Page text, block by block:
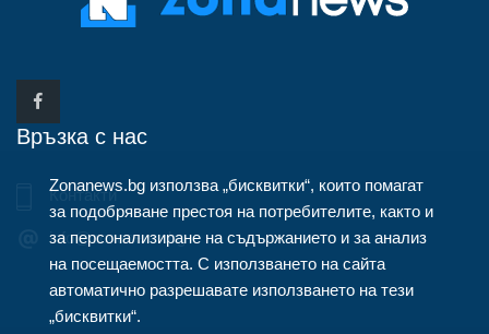
Връзка с нас
Контакти
info@zonanews.bg
Zonanews.bg използва „бисквитки“, които помагат
за подобряване престоя на потребителите, както и
за персонализиране на съдържанието и за анализ
на посещаемостта. С използването на сайта
автоматично разрешавате използването на тези
„бисквитки“.